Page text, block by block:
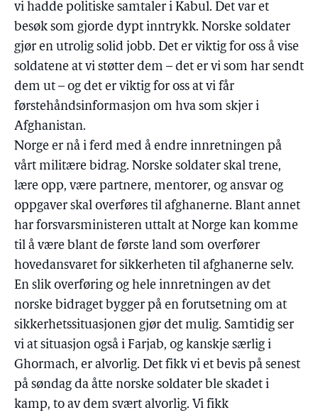
vi hadde politiske samtaler i Kabul. Det var et
besøk som gjorde dypt inntrykk. Norske soldater
gjør en utrolig solid jobb. Det er viktig for oss å vise
soldatene at vi støtter dem – det er vi som har sendt
dem ut – og det er viktig for oss at vi får
førstehåndsinformasjon om hva som skjer i
Afghanistan.
Norge er nå i ferd med å endre innretningen på
vårt militære bidrag. Norske soldater skal trene,
lære opp, være partnere, mentorer, og ansvar og
oppgaver skal overføres til afghanerne. Blant annet
har forsvarsministeren uttalt at Norge kan komme
til å være blant de første land som overfører
hovedansvaret for sikkerheten til afghanerne selv.
En slik overføring og hele innretningen av det
norske bidraget bygger på en forutsetning om at
sikkerhetssituasjonen gjør det mulig. Samtidig ser
vi at situasjon også i Farjab, og kanskje særlig i
Ghormach, er alvorlig. Det fikk vi et bevis på senest
på søndag da åtte norske soldater ble skadet i
kamp, to av dem svært alvorlig. Vi fikk